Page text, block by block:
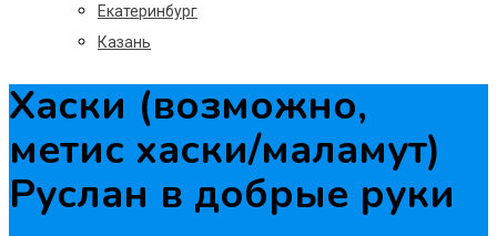
Екатеринбург
Казань
Хаски (возможно,
метис хаски/маламут)
Руслан в добрые руки